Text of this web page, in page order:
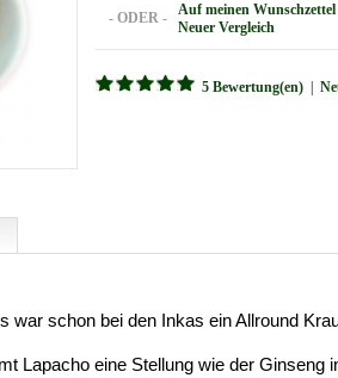
- ODER -
Auf meinen Wunschzettel
Neuer Vergleich
5 Bewertung(en)
war schon bei den Inkas ein Allround
Lapacho eine Stellung wie der Ginseng